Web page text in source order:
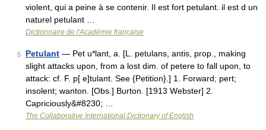
violent, qui a peine à se contenir. Il est fort petulant. il est d un
naturel petulant …
Dictionnaire de l'Académie française
5 Petulant — Pet u*lant, a. [L. petulans, antis, prop., making
slight attacks upon, from a lost dim. of petere to fall upon, to
attack: cf. F. p[ e]tulant. See {Petition}.] 1. Forward; pert;
insolent; wanton. [Obs.] Burton. [1913 Webster] 2.
Capriciously&#8230; …
The Collaborative International Dictionary of English